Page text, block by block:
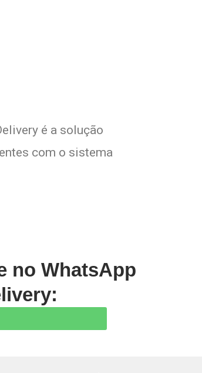
é a solução
com o sistema
no WhatsApp